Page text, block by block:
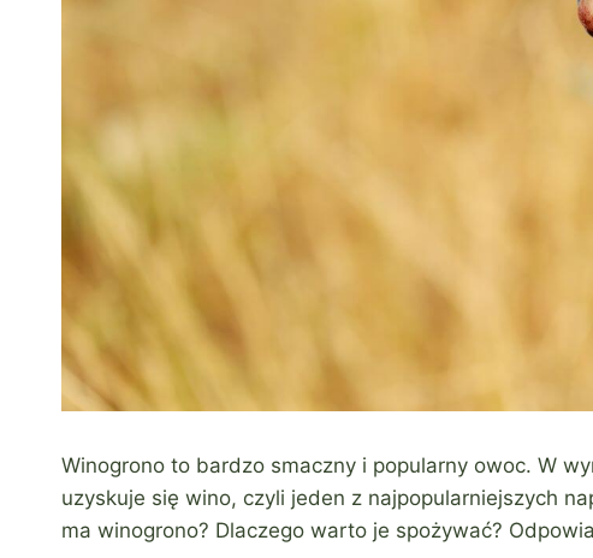
Winogrono to bardzo smaczny i popularny owoc. W
uzyskuje się wino, czyli jeden z najpopularniejszych
ma winogrono? Dlaczego warto je spożywać?